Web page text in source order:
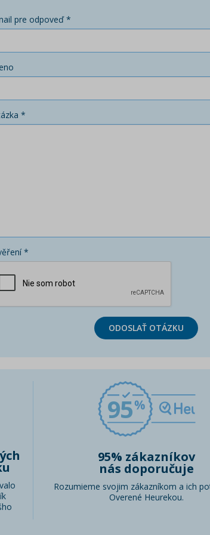
pre odpoveď *
*
*
ODOSLAŤ OTÁZKU
95
95% zákazníkov
nás doporučuje
Rozumieme svojim zákazníkom a ich
Overené Heurekou.